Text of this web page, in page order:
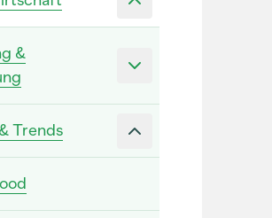
&
Trends